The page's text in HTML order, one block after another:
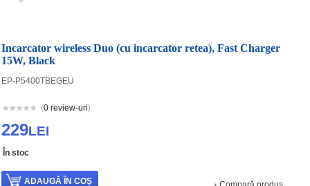
Incarcator wireless Duo (cu incarcator retea), Fast Charger
15W, Black
EP-P5400TBEGEU
(0 review-uri)
229LEI
În stoc